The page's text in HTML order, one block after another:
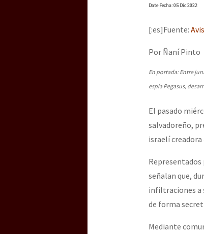
Dia 3 do
Dia 2 do
[CDMX – 20
“Sonhando a
Se o México
DateFecha: 05 Dic 2022
[:es]Fuente:
Por Ñaní Pinto
En portada: Entre
espía Pegasus,
El pasado
salvadoreño,
israelí
Representados
señalan que,
infiltraciones a
de forma
Mediante